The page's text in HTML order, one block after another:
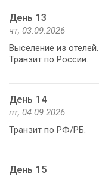
День 13
чт, 03.09.2026
Выселение из отелей.
Транзит по России.
День 14
пт, 04.09.2026
Транзит по РФ/РБ.
День 15